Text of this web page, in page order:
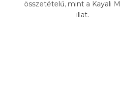
összetételű, mint a Kayali
illat.